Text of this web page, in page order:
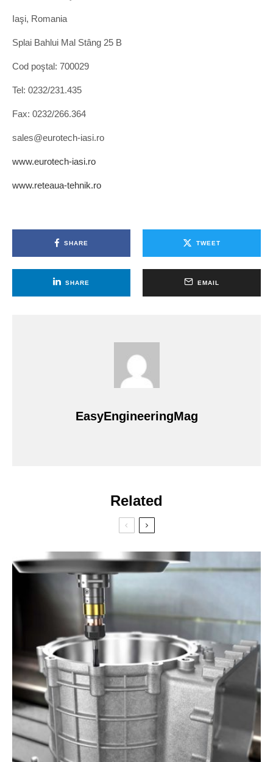
Iaşi, Romania
Splai Bahlui Mal Stâng 25 B
Cod poştal: 700029
Tel: 0232/231.435
Fax: 0232/266.364
sales@eurotech-iasi.ro
www.eurotech-iasi.ro
www.reteaua-tehnik.ro
SHARE TWEET
SHARE EMAIL
EasyEngineeringMag
Related